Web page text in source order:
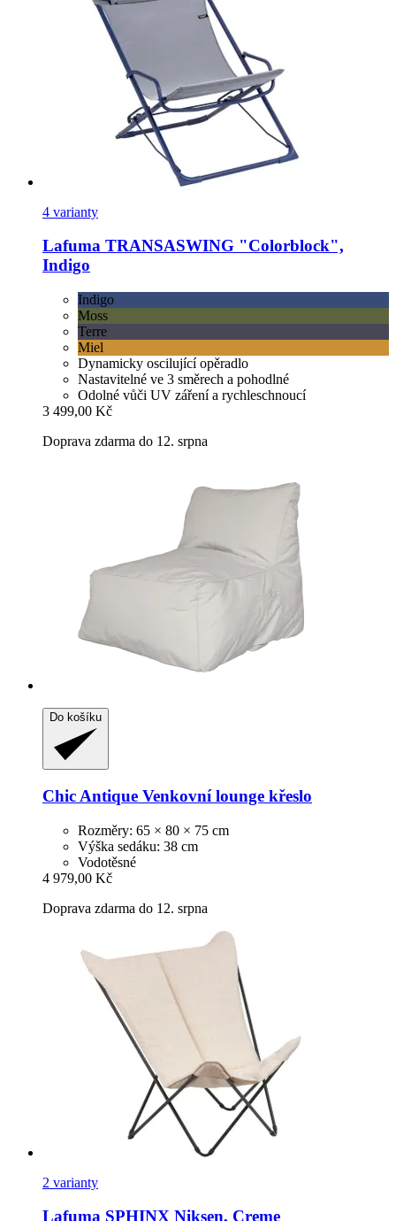
4 varianty
Lafuma TRANSASWING "Colorblock",
Indigo
Indigo
Moss
Terre
Miel
Dynamicky oscilující opěradlo
Nastavitelné ve 3 směrech a pohodlné
Odolné vůči UV záření a rychleschnoucí
3 499,00 Kč
Doprava zdarma do 12. srpna
Do košíku
Chic Antique Venkovní lounge křeslo
Rozměry: 65 × 80 × 75 cm
Výška sedáku: 38 cm
Vodotěsné
4 979,00 Kč
Doprava zdarma do 12. srpna
2 varianty
Lafuma SPHINX Niksen, Creme